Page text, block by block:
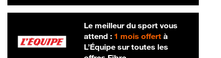
Le meilleur du sport vous
attend : 1 mois offertà
L’Équipe sur toutes les